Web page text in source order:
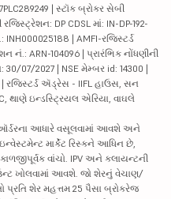
| સ્ટૉક બ્રોકર સેબી
DP CDSL માં: IN-DP-192-
| AMFI-રજિસ્ટર્ડ
ARN-104096 | પ્રારંભિક નોંધણીની
30/07/2027 | NSE મેમ્બર id: 14300 |
| રજિસ્ટર્ડ ઍડ્રેસ - IIFL હાઉસ, સન
થાણે ઇન્ડસ્ટ્રિયલ એરિયા, વાઘલે
આધારે વસૂલવામાં આવશે અને
ઇન્વેસ્ટમેન્ટ માર્કેટ રિસ્કને આધિન છે,
વાંચો. IPV અને ક્લાયન્ટની
ખોલવામાં આવશે. જો શેરનું વેચાણ/
શેર મહત્તમ 25 પૈસા બ્રોકરેજ